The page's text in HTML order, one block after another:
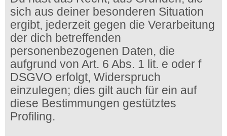
sich aus deiner besonderen Situation
ergibt, jederzeit gegen die Verarbeitung
der dich betreffenden
personenbezogenen Daten, die
aufgrund von Art. 6 Abs. 1 lit. e oder f
DSGVO erfolgt, Widerspruch
einzulegen; dies gilt auch für ein auf
diese Bestimmungen gestütztes
Profiling.